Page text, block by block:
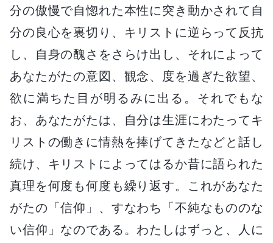
分の傲慢で自惚れた本性に突き動かされて自
分の良心を裏切り、キリストに逆らって反抗
し、自身の醜さをさらけ出し、それによって
あなたがたの意図、観念、度を過ぎた欲望、
欲に満ちた目が明るみに出る。それでもな
お、あなたがたは、自分は生涯にわたってキ
リストの働きに情熱を捧げてきたなどと話し
続け、キリストによってはるか昔に語られた
真理を何度も何度も繰り返す。これがあなた
がたの「信仰」、すなわち「不純なもののな
い信仰」なのである。わたしはずっと、人に